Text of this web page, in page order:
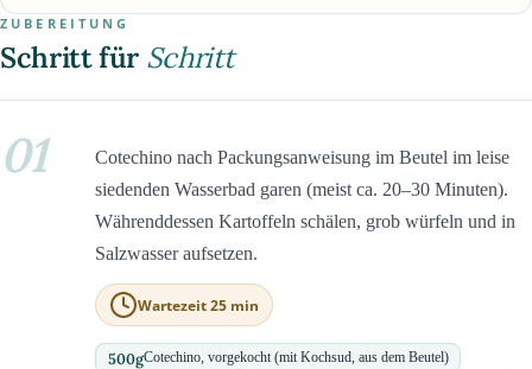
ZUBEREITUNG
Schritt für Schritt
01
Cotechino nach Packungsanweisung im Beutel im leise
siedenden Wasserbad garen (meist ca. 20–30 Minuten).
Währenddessen Kartoffeln schälen, grob würfeln und in
Salzwasser aufsetzen.
Wartezeit 25 min
500gCotechino, vorgekocht (mit Kochsud, aus dem Beutel)